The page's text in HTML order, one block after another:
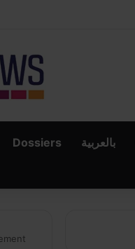
Dossiers بالعربية×